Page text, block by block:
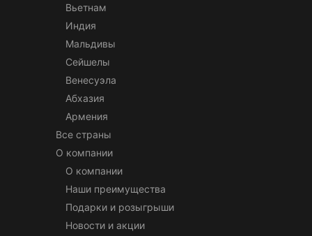
Вьетнам
Индия
Мальдивы
Сейшелы
Венесуэла
Абхазия
Армения
Все страны
О компании
О компании
Наши преимущества
Подарки и розыгрыши
Новости и акции